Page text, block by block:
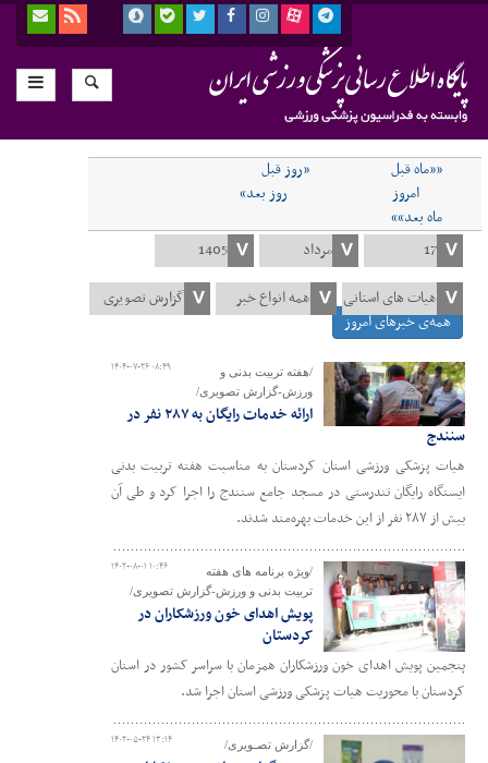
««ماه قبل
«روز قبل
امروز
روز بعد»
ماه بعد»»
همه‌ی خبرهای امروز
۱۴۰۴-۰۷-۲۶ ۰۸:۴۹
/هفته تربیت بدنی و
ورزش-گزارش تصویری/
ارائه خدمات رایگان به ۲۸۷ نفر در
سنندج
هیات پزشکی ورزشی استان کردستان به مناسبت هفته تربیت بدنی
ایستگاه رایگان تندرستی در مسجد جامع سنندج را اجرا کرد و طی آن
بیش از ۲۸۷ نفر از این خدمات بهره‌مند شدند.
۱۴۰۲-۰۸-۰۱ ۱۰:۴۶
/ویژه برنامه های هفته
تربیت بدنی و ورزش-گزارش تصویری/
پویش اهدای خون ورزشکاران در
کردستان
پنجمین پویش اهدای خون ورزشکاران همزمان با سراسر کشور در استان
کردستان با محوریت هیات پزشکی ورزشی استان اجرا شد.
۱۴۰۲-۰۵-۲۴ ۱۳:۱۴ /گزارش تصـویری/